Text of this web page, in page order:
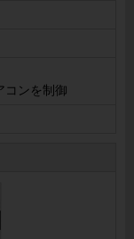
コンを制御